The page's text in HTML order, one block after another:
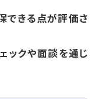
できる点が評価さ
ックや面談を通じ